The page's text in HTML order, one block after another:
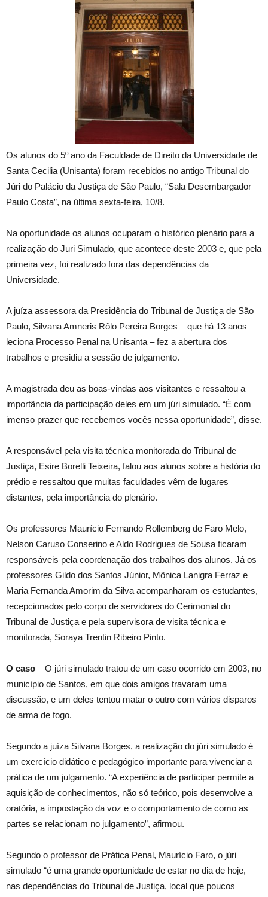
Os alunos do 5º ano da Faculdade de Direito da Universidade de
Santa Cecilia (Unisanta) foram recebidos no antigo Tribunal do
Júri do Palácio da Justiça de São Paulo, “Sala Desembargador
Paulo Costa”, na última sexta-feira, 10/8.
Na oportunidade os alunos ocuparam o histórico plenário para a
realização do Juri Simulado, que acontece deste 2003 e, que pela
primeira vez, foi realizado fora das dependências da
Universidade.
A juíza assessora da Presidência do Tribunal de Justiça de São
Paulo, Silvana Amneris Rôlo Pereira Borges – que há 13 anos
leciona Processo Penal na Unisanta – fez a abertura dos
trabalhos e presidiu a sessão de julgamento.
A magistrada deu as boas-vindas aos visitantes e ressaltou a
importância da participação deles em um júri simulado. “É com
imenso prazer que recebemos vocês nessa oportunidade”, disse.
A responsável pela visita técnica monitorada do Tribunal de
Justiça, Esire Borelli Teixeira, falou aos alunos sobre a história do
prédio e ressaltou que muitas faculdades vêm de lugares
distantes, pela importância do plenário.
Os professores Maurício Fernando Rollemberg de Faro Melo,
Nelson Caruso Conserino e Aldo Rodrigues de Sousa ficaram
responsáveis pela coordenação dos trabalhos dos alunos. Já os
professores Gildo dos Santos Júnior, Mônica Lanigra Ferraz e
Maria Fernanda Amorim da Silva acompanharam os estudantes,
recepcionados pelo corpo de servidores do Cerimonial do
Tribunal de Justiça e pela supervisora de visita técnica e
monitorada, Soraya Trentin Ribeiro Pinto.
O caso – O júri simulado tratou de um caso ocorrido em 2003, no
município de Santos, em que dois amigos travaram uma
discussão, e um deles tentou matar o outro com vários disparos
de arma de fogo.
Segundo a juíza Silvana Borges, a realização do júri simulado é
um exercício didático e pedagógico importante para vivenciar a
prática de um julgamento. “A experiência de participar permite a
aquisição de conhecimentos, não só teórico, pois desenvolve a
oratória, a impostação da voz e o comportamento de como as
partes se relacionam no julgamento”, afirmou.
Segundo o professor de Prática Penal, Maurício Faro, o júri
simulado “é uma grande oportunidade de estar no dia de hoje,
nas dependências do Tribunal de Justiça, local que poucos